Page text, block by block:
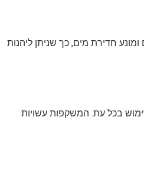
חדירת מים, כך שניתן ליהנות
בכל עת. המשקפות עשויות